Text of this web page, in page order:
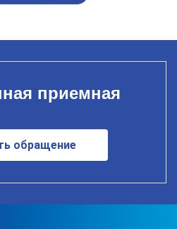
приемная
обращение